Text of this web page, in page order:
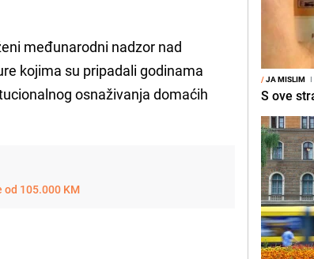
međunarodni nadzor nad
kojima su pripadali godinama
osnaživanja domaćih
od 105.000 KM
/JA MISLIM I
S ove